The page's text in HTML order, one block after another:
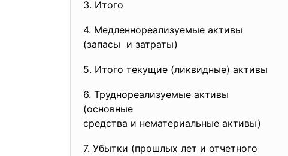
3. Итого
4. Медленнореализуемые активы
(запасы и затраты)
5. Итого текущие (ликвидные) активы
6. Труднореализуемые активы
(основные
средства и нематериальные активы)
7. Убытки (прошлых лет и отчетного